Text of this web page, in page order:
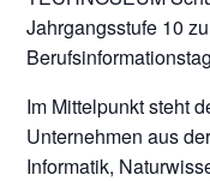
Jahrgangsstufe 10
Im Mittelpunkt steht
Unternehmen aus
Informatik,